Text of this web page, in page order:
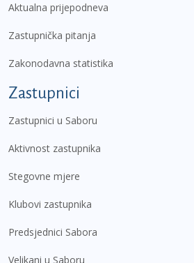
Aktualna prijepodneva
Zastupnička pitanja
Zakonodavna statistika
Zastupnici
Zastupnici u Saboru
Aktivnost zastupnika
Stegovne mjere
Klubovi zastupnika
Predsjednici Sabora
Velikani u Saboru